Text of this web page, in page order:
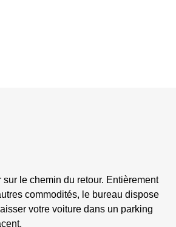
le chemin du retour. Entièrement
commodités, le bureau dispose
votre voiture dans un parking